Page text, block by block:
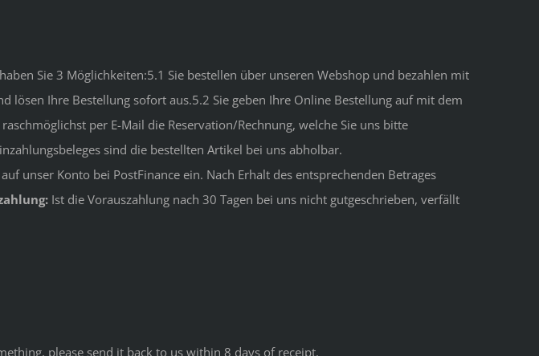
Sie 3 Möglichkeiten:5.1 Sie bestellen über unseren Webshop und bezahlen mit
Ihre Bestellung sofort aus.5.2 Sie geben Ihre Online Bestellung auf mit dem
per E-Mail die Reservation/Rechnung, welche Sie uns bitte
sind die bestellten Artikel bei uns abholbar.
unser Konto bei PostFinance ein. Nach Erhalt des entsprechenden Betrages
Ist die Vorauszahlung nach 30 Tagen bei uns nicht gutgeschrieben, verfällt
please send it back to us within 8 days of receipt.